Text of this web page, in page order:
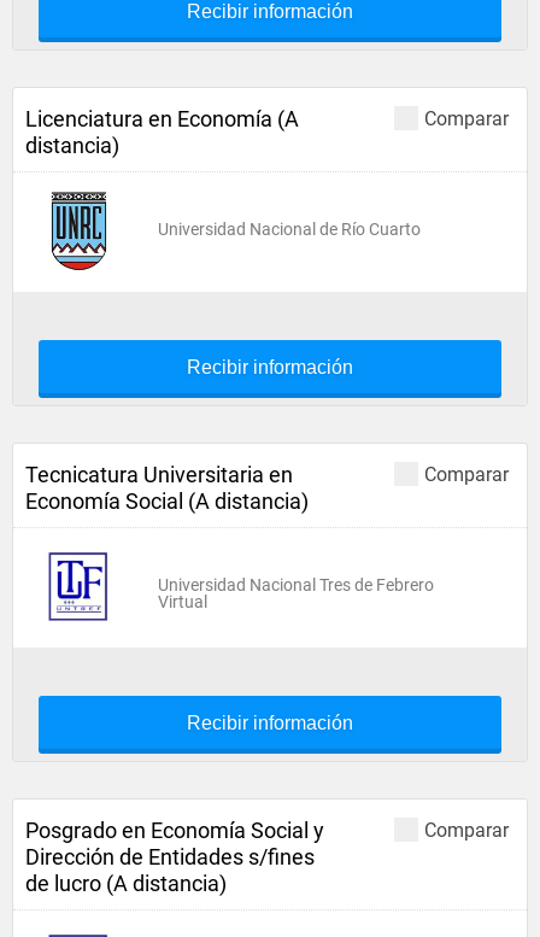
Recibir información
Comparar
Licenciatura en Economía (A
distancia)
Universidad Nacional de Río Cuarto
Recibir información
Comparar
Tecnicatura Universitaria en
Economía Social (A distancia)
Universidad Nacional Tres de Febrero
Virtual
Recibir información
Comparar
Posgrado en Economía Social y
Dirección de Entidades s/fines
de lucro (A distancia)